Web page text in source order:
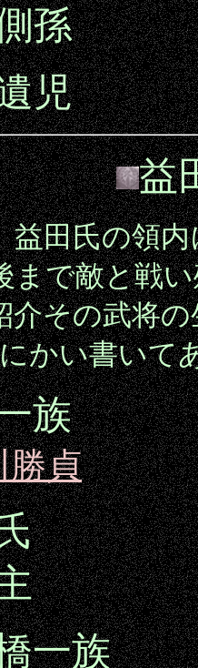
の側孫
の遺児
益
益田氏の領
まで敵と戦
介その武将
かい書いて
一族
勝貞
塚氏
橋一族